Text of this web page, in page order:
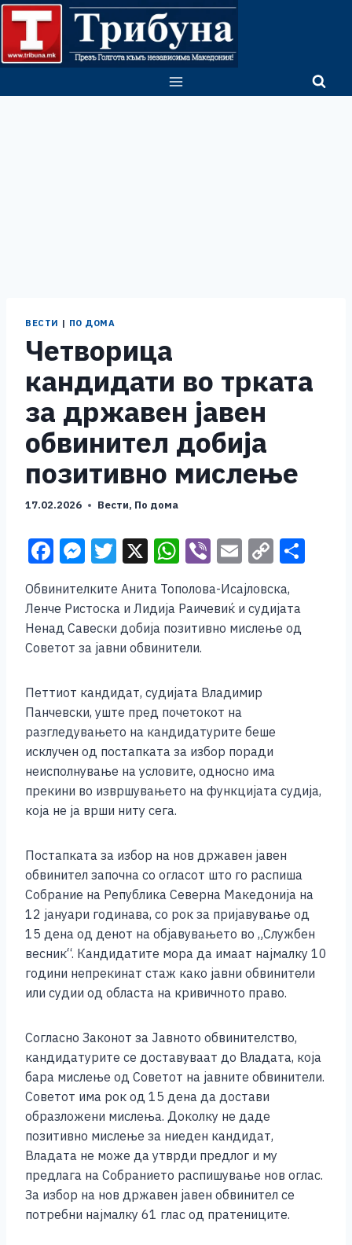
Skip
content
ВЕСТИ | ПО ДОМА
Четворица
кандидати во трката
за државен јавен
обвинител добија
позитивно мислење
17.02.2026 Вести, По дома
F
c
e
b
o
k
M
ss
e
n
er
T
wi
tt
er
X W
at
s
A
p
Vi
b
er
E
m
ai
l
C
p
y
Обвинителките Анита Тополова-Исајловска,
Ленче Ристоска и Лидија Раичевиќ и судијата
Ненад Савески добија позитивно мислење од
Советот за јавни обвинители.
Петтиот кандидат, судијата Владимир
Панчевски, уште пред почетокот на
разгледувањето на кандидатурите беше
исклучен од постапката за избор поради
неисполнување на условите, односно има
прекини во извршувањето на функцијата судија,
која не ја врши ниту сега.
Постапката за избор на нов државен јавен
обвинител започна со огласот што го распиша
Собрание на Република Северна Македонија на
12 јануари годинава, со рок за пријавување од
15 дена од денот на објавувањето во „Службен
весник“. Кандидатите мора да имаат најмалку 10
години непрекинат стаж како јавни обвинители
или судии од областа на кривичното право.
Согласно Законот за Јавното обвинителство,
кандидатурите се доставуваат до Владата, која
бара мислење од Советот на јавните обвинители.
Советот има рок од 15 дена да достави
образложени мислења. Доколку не даде
позитивно мислење за ниеден кандидат,
Владата не може да утврди предлог и му
предлага на Собранието распишување нов оглас.
За избор на нов државен јавен обвинител се
потребни најмалку 61 глас од пратениците.